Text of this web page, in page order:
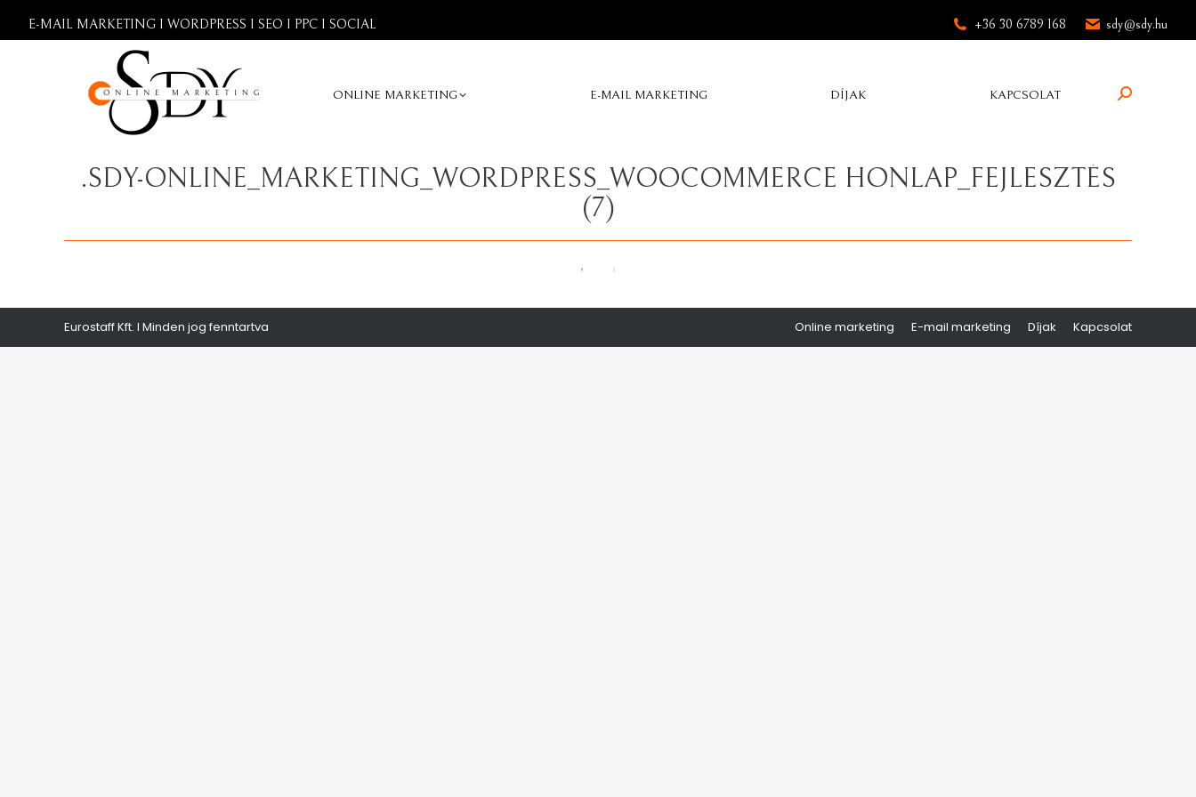
E-MAIL MARKETING I WORDPRESS I SEO I PPC I SOCIAL +36 30 6789 168 sdy@sdy.hu
ONLINE MARKETING E-MAIL MARKETING DÍJAK KAPCSOLAT Search:
.SDY-ONLINE_MARKETING_WORDPRESS_WOOCOMMERCE HONLAP_FEJLESZTÉS
(7)
Eurostaff Kft. I Minden jog fenntartva Online marketing E-mail marketing Díjak Kapcsolat